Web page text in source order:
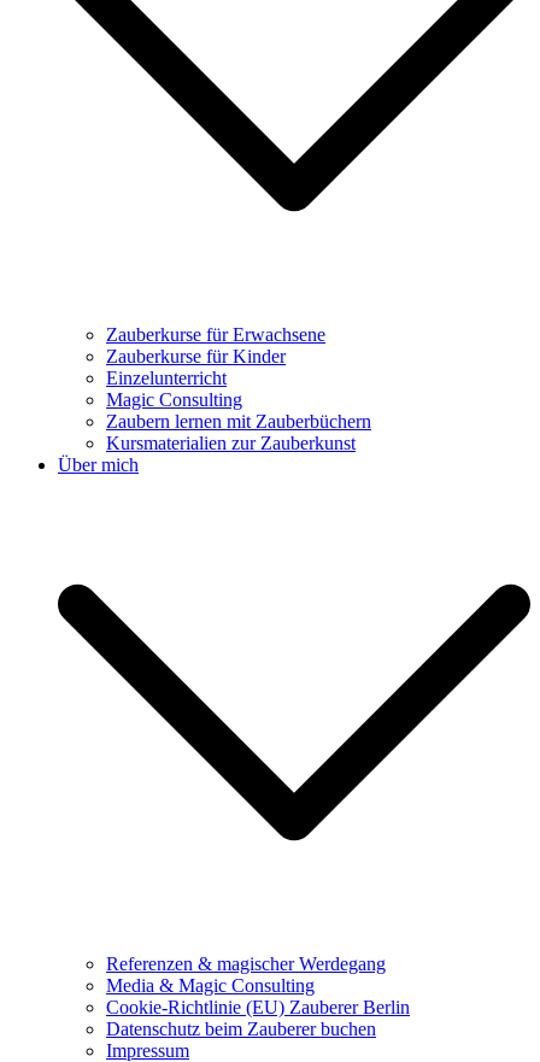
Zauberkurse für Erwachsene
Zauberkurse für Kinder
Einzelunterricht
Magic Consulting
Zaubern lernen mit Zauberbüchern
Kursmaterialien zur Zauberkunst
Über mich
Referenzen & magischer Werdegang
Media & Magic Consulting
Cookie-Richtlinie (EU) Zauberer Berlin
Datenschutz beim Zauberer buchen
Impressum